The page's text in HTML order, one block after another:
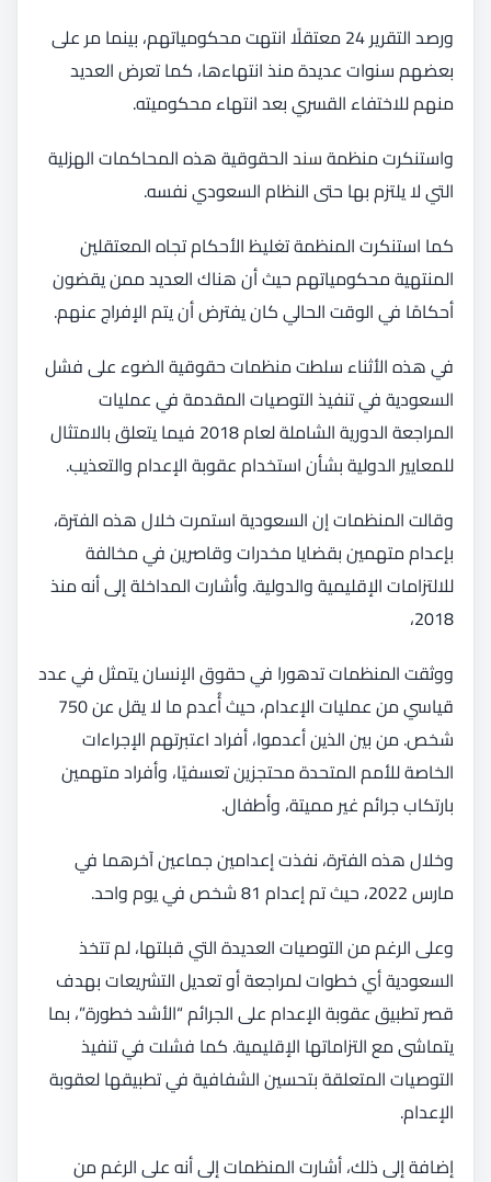
ورصد التقرير 24 معتقلًا انتهت محكومياتهم، بينما مر على
بعضهم سنوات عديدة منذ انتهاءها، كما تعرض العديد
منهم للاختفاء القسري بعد انتهاء محكوميته.
واستنكرت منظمةسندالحقوقية هذه المحاكمات الهزلية
التي لا يلتزم بها حتى النظام السعودي نفسه.
كما استنكرت المنظمة تغليظ الأحكام تجاه المعتقلين
المنتهية محكومياتهم حيث أن هناك العديد ممن يقضون
أحكامًا في الوقت الحالي كان يفترض أن يتم الإفراج عنهم.
في هذه الأثناء سلطت منظمات حقوقية الضوء على فشل
السعودية في تنفيذ التوصيات المقدمة في عمليات
المراجعة الدورية الشاملة لعام 2018 فيما يتعلق بالامتثال
للمعايير الدولية بشأن استخدام عقوبة الإعدام والتعذيب.
وقالت المنظمات إن السعودية استمرت خلال هذه الفترة،
بإعدام متهمين بقضايا مخدرات وقاصرين في مخالفة
للالتزامات الإقليمية والدولية. وأشارت المداخلة إلى أنه منذ
2018،
ووثقت المنظمات تدهورا في حقوق الإنسان يتمثل في عدد
قياسي من عمليات الإعدام، حيث أُعدم ما لا يقل عن 750
شخص. من بين الذين أعدموا، أفراد اعتبرتهم الإجراءات
الخاصة للأمم المتحدة محتجزين تعسفيًا، وأفراد متهمين
بارتكاب جرائم غير مميتة، وأطفال.
وخلال هذه الفترة، نفذت إعدامين جماعين آخرهما في
مارس 2022، حيث تم إعدام 81 شخص في يوم واحد.
وعلى الرغم من التوصيات العديدة التي قبلتها، لم تتخذ
السعودية أي خطوات لمراجعة أو تعديل التشريعات بهدف
قصر تطبيق عقوبة الإعدام على الجرائم “الأشد خطورة”، بما
يتماشى مع التزاماتها الإقليمية. كما فشلت في تنفيذ
التوصيات المتعلقة بتحسين الشفافية في تطبيقها لعقوبة
الإعدام.
إضافة إلى ذلك، أشارت المنظمات إلى أنه على الرغم من